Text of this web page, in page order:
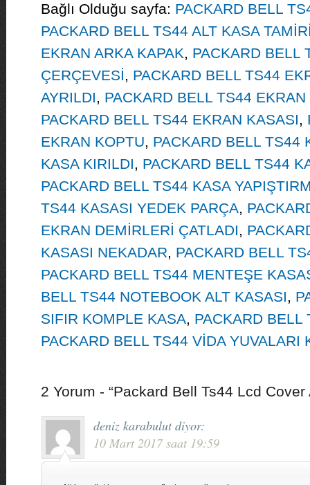
Bağlı Olduğu sayfa: PACKARD BELL
PACKARD BELL TS44 ALT KASA
EKRAN ARKA KAPAK, PACKARD BELL
ÇERÇEVESİ, PACKARD BELL TS44
AYRILDI, PACKARD BELL TS44
PACKARD BELL TS44 EKRAN KASASI,
EKRAN KOPTU, PACKARD BELL TS44
KASA KIRILDI, PACKARD BELL TS44
PACKARD BELL TS44 KASA
TS44 KASASI YEDEK PARÇA,
EKRAN DEMİRLERİ ÇATLADI,
KASASI NEKADAR, PACKARD BELL
PACKARD BELL TS44 MENTEŞE
BELL TS44 NOTEBOOK ALT KASASI,
SIFIR KOMPLE KASA, PACKARD BELL
PACKARD BELL TS44 VİDA YUVALARI
2 Yorum - “Packard Bell Ts44 Lcd Cover
deniz karabulut diyor:
10 Mart 2017 saat 19:59